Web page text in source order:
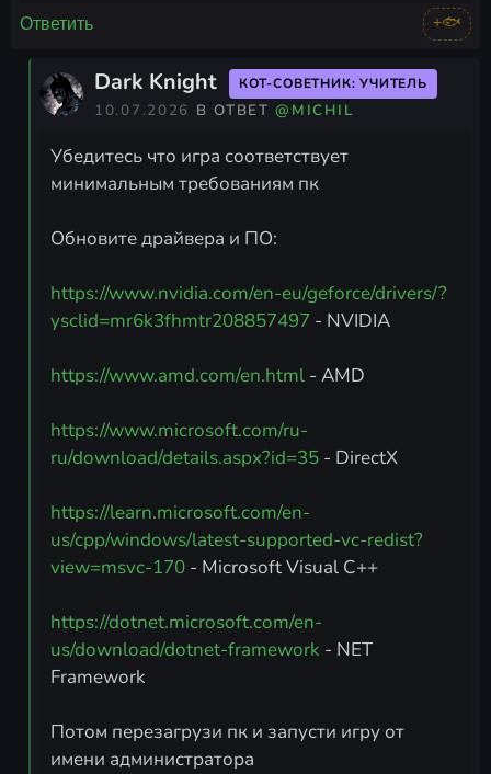
Ответить +🐟
Dark Knight КОТ-СОВЕТНИК: УЧИТЕЛЬ
10.07.2026 В ОТВЕТ@MICHIL
Убедитесь что игра соответствует
минимальным требованиям пк
Обновите драйвера и ПО:
https://www.nvidia.com/en-eu/geforce/drivers/?
ysclid=mr6k3fhmtr208857497 - NVIDIA
https://www.amd.com/en.html - AMD
https://www.microsoft.com/ru-
ru/download/details.aspx?id=35 - DirectX
https://learn.microsoft.com/en-
us/cpp/windows/latest-supported-vc-redist?
view=msvc-170 - Microsoft Visual C++
https://dotnet.microsoft.com/en-
us/download/dotnet-framework - NET
Framework
Потом перезагрузи пк и запусти игру от
имени администратора